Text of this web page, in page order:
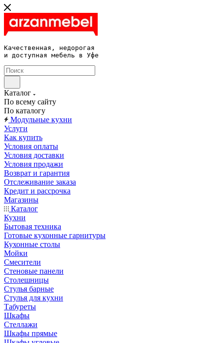
Качественная, недорогая
и доступная мебель в Уфе
Каталог
По всему сайту
По каталогу
Модульные кухни
Услуги
Как купить
Условия оплаты
Условия доставки
Условия продажи
Возврат и гарантия
Отслеживание заказа
Кредит и рассрочка
Магазины
Каталог
Кухни
Бытовая техника
Готовые кухонные гарнитуры
Кухонные столы
Мойки
Смесители
Стеновые панели
Столешницы
Стулья барные
Стулья для кухни
Табуреты
Шкафы
Стеллажи
Шкафы прямые